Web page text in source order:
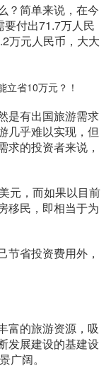
？简单来说，在今
付出71.7万人民
万元人民币，大大
是有出国旅游需求
几乎难以实现，但
求的投资者来说，
元，而如果以目前
移民，即相当于为
节省投资费用外，
富的旅游资源，吸
发展建设的基建设
广阔。